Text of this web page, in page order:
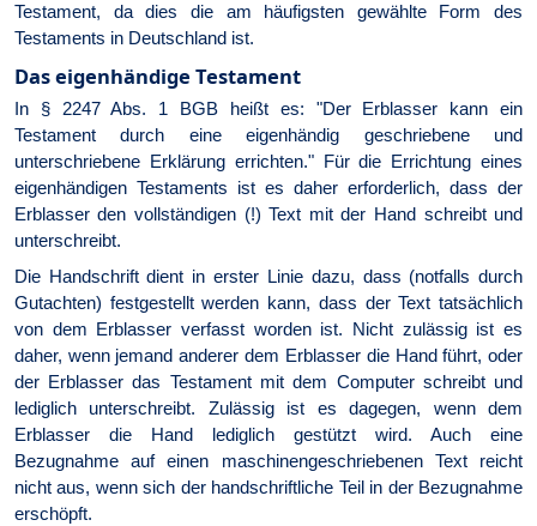
Testament, da dies die am häufigsten gewählte Form des
Testaments in Deutschland ist.
Das eigenhändige Testament
In § 2247 Abs. 1 BGB heißt es: "Der Erblasser kann ein
Testament durch eine eigenhändig geschriebene und
unterschriebene Erklärung errichten." Für die Errichtung eines
eigenhändigen Testaments ist es daher erforderlich, dass der
Erblasser den vollständigen (!) Text mit der Hand schreibt und
unterschreibt.
Die Handschrift dient in erster Linie dazu, dass (notfalls durch
Gutachten) festgestellt werden kann, dass der Text tatsächlich
von dem Erblasser verfasst worden ist. Nicht zulässig ist es
daher, wenn jemand anderer dem Erblasser die Hand führt, oder
der Erblasser das Testament mit dem Computer schreibt und
lediglich unterschreibt. Zulässig ist es dagegen, wenn dem
Erblasser die Hand lediglich gestützt wird. Auch eine
Bezugnahme auf einen maschinengeschriebenen Text reicht
nicht aus, wenn sich der handschriftliche Teil in der Bezugnahme
erschöpft.